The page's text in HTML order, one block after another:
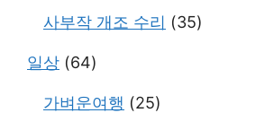
사부작 개조 수리 (35)
일상 (64)
가벼운여행 (25)